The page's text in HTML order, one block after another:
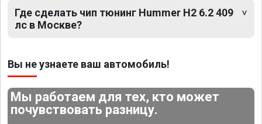
Где сделать чип тюнинг Hummer H2 6.2 409
лс в Москве?
Вы не узнаете ваш автомобиль!
Мы работаем для тех, кто может
почувствовать разницу.